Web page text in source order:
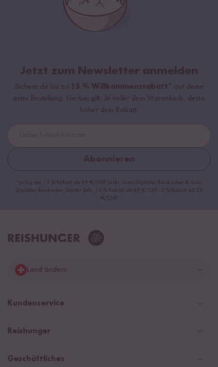
Jetzt zum Newsletter anmelden
Sichere dir bis zu 15 % Willkommensrabatt* auf deine
erste Bestellung. Hierbei gilt: Je voller dein Warenkorb, desto
höher dein Rabatt.
Abonnieren
*gültig bei 15 % Rabatt ab 99 €/CHF (exkl. Sumi Digitaler Reiskocher & Sumi
Digitaler Reiskocher Starter Set), 10 % Rabatt ab 69 €/CHF, 5 % Rabatt ab 29
€/CHF
Land ändern
Deutschland
Niederlande
Kundenservice
Help Center & FAQ
Zahlarten
Reishunger
Newsletter
Geschäftliches